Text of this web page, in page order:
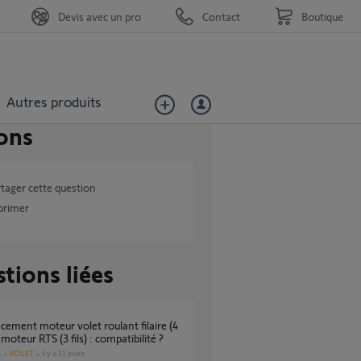
Autres produits
Devis avec un pro Contact Boutique
cette question
liées
RTS (3 fils) : compatibilité ?
VOLET il y a 11 jours